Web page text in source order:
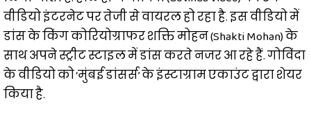
वीडियो इंटरनेट पर तेजी से वायरल हो रहा है. इस वीडियो में
डांस के किंग कोरियोग्राफर शक्ति मोहन (Shakti Mohan) के
साथ अपने स्ट्रीट स्टाइल में डांस करते नजर आ रहे हैं. गोविंदा
के वीडियो को ‘मुंबई डांसर्स’ के इंस्टाग्राम एकाउंट द्वारा शेयर
किया है.